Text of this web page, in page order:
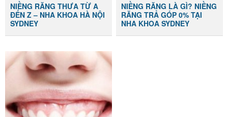
NIỀNG RĂNG THƯA TỪ A
ĐẾN Z – NHA KHOA HÀ NỘI
SYDNEY
NIỀNG RĂNG LÀ GÌ? NIỀNG
RĂNG TRẢ GÓP 0% TẠI
NHA KHOA SYDNEY